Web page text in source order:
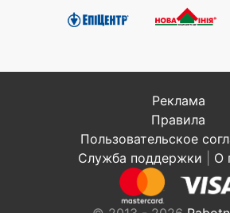
Реклама
Правила
Пользовательское
Служба поддержки
О